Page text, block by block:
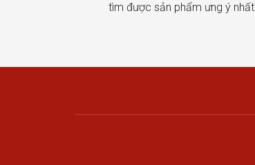
tìm được sản phẩm ưng ý nhất